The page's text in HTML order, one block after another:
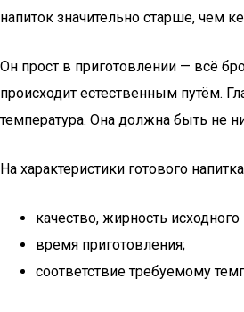
напиток значительно старше, чем
Он прост в приготовлении — всё
происходит естественным путём.
температура. Она должна быть не
На характеристики готового
качество, жирность исходного
время приготовления;
соответствие требуемому